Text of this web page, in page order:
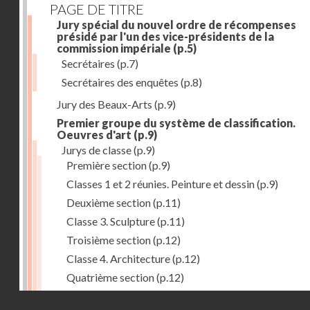
PAGE DE TITRE
Jury spécial du nouvel ordre de récompenses
présidé par l'un des vice-présidents de la
commission impériale (p.5)
Secrétaires (p.7)
Secrétaires des enquêtes (p.8)
Jury des Beaux-Arts (p.9)
Premier groupe du système de classification.
Oeuvres d'art (p.9)
Jurys de classe(p.9)
Première section(p.9)
Classes 1 et 2 réunies. Peinture et dessin(p.9)
Deuxième section(p.11)
Classe 3. Sculpture(p.11)
Troisième section(p.12)
Classe 4. Architecture(p.12)
Quatrième section(p.12)